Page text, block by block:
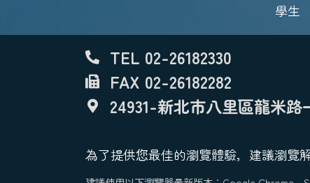
學生
TEL 02-26182330
FAX 02-26182282
24931-新北市八里區龍米路
為了提供您最佳的瀏覽體驗，建議瀏覽解